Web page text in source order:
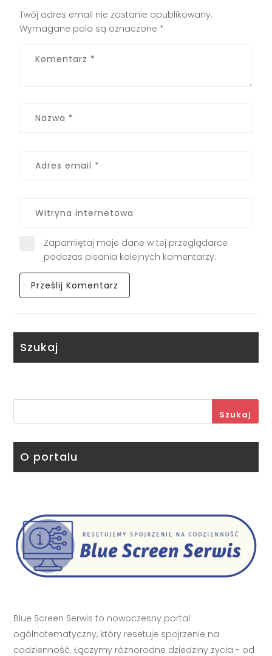
Twój adres email nie zostanie opublikowany.
Wymagane pola są oznaczone *
Zapamiętaj moje dane w tej przeglądarce
podczas pisania kolejnych komentarzy.
Szukaj
Szukaj
O portalu
Blue Screen Serwis to nowoczesny portal
ogólnotematyczny, który resetuje spojrzenie na
codzienność. Łączymy różnorodne dziedziny życia - od